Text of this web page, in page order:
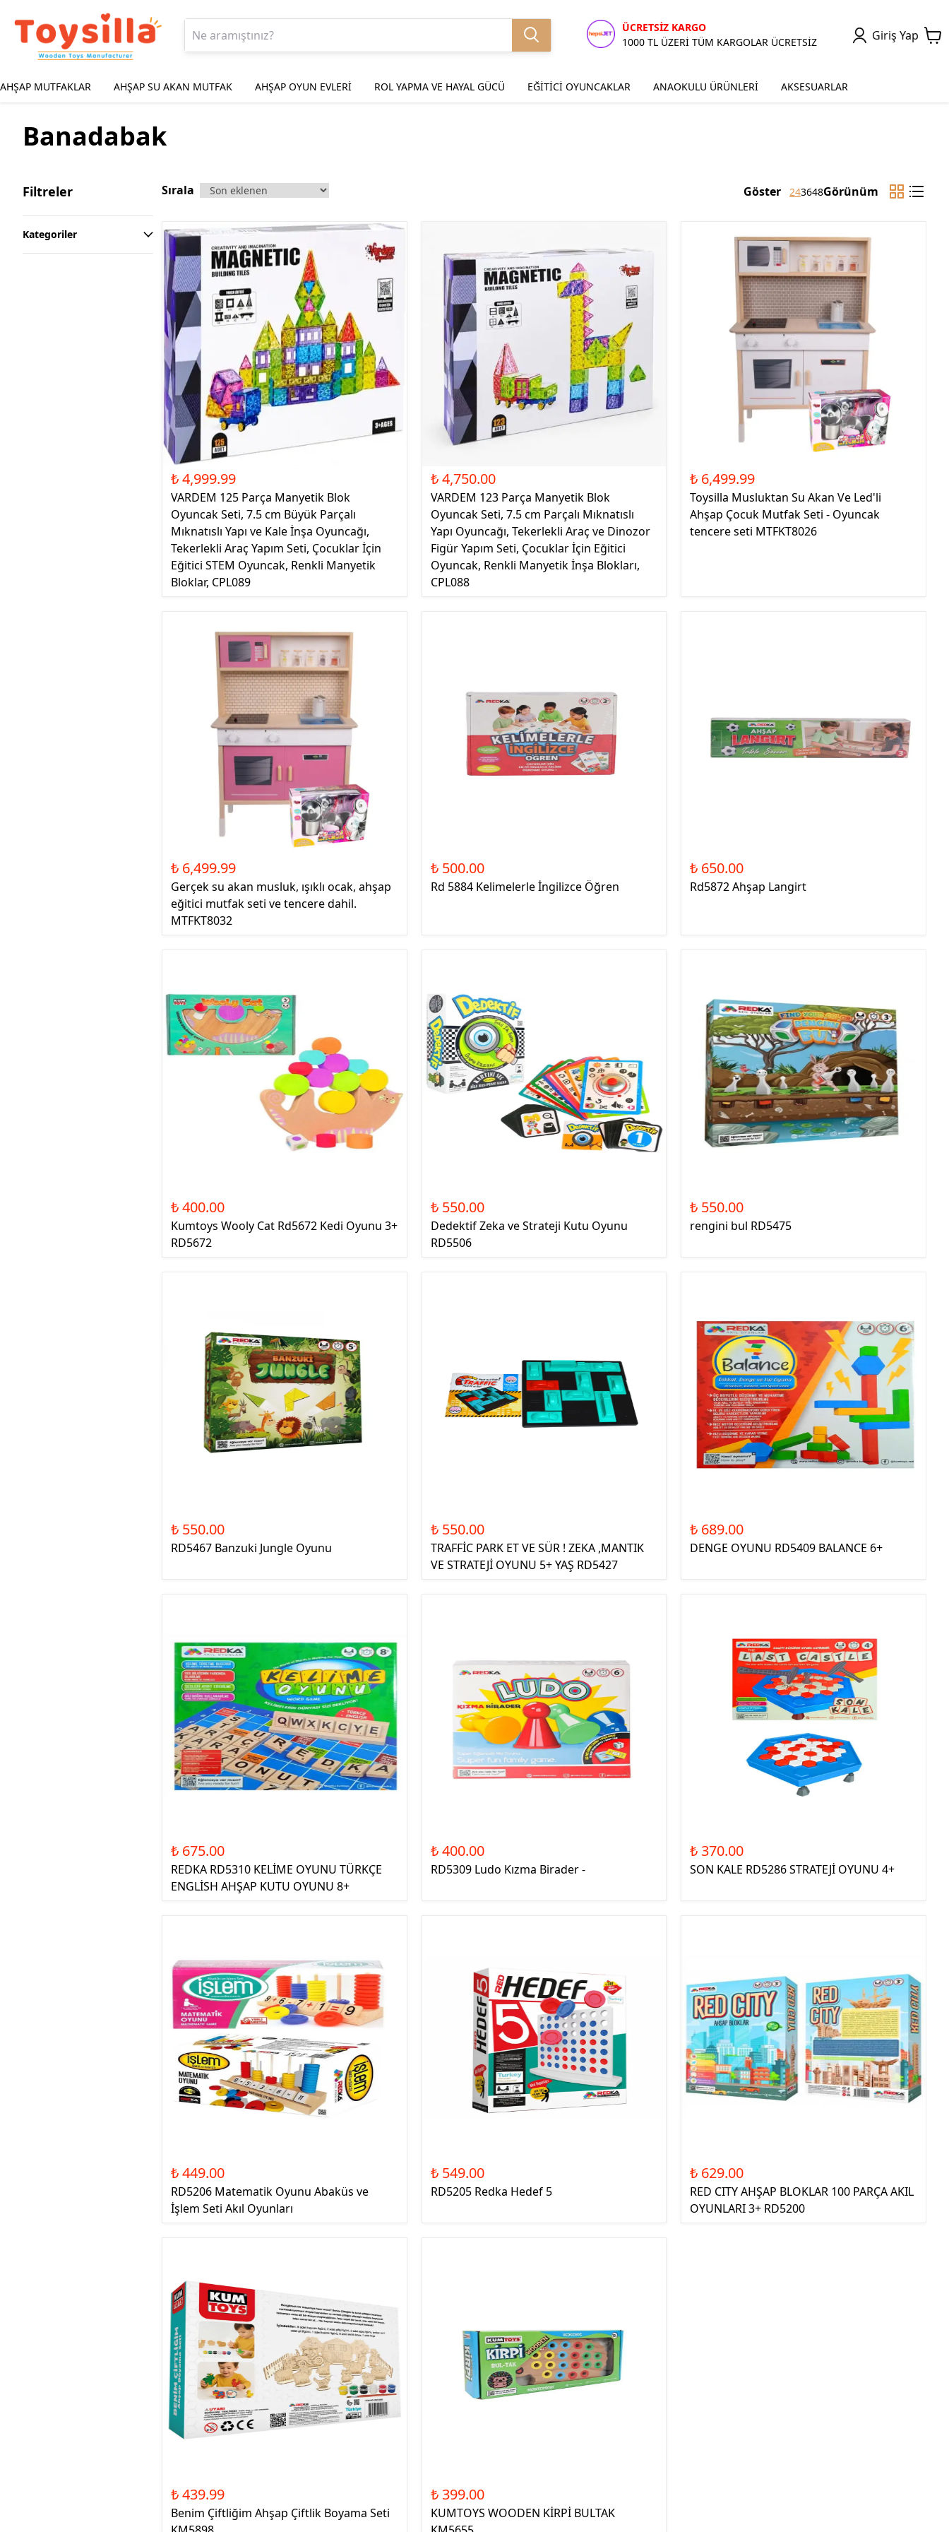
ÜCRETSİZ KARGO
1000 TL ÜZERİ TÜM KARGOLAR ÜCRETSİZ
Giriş Yap
AHŞAP MUTFAKLAR AHŞAP SU AKAN MUTFAK AHŞAP OYUN EVLERİ ROL YAPMA VE HAYAL GÜCÜ EĞİTİCİ OYUNCAKLAR ANAOKULU ÜRÜNLERİ AKSESUARLAR
Banadabak
Filtreler
Kategoriler
Sırala Göster 243648Görünüm
₺ 4,999.99
VARDEM 125 Parça Manyetik Blok
Oyuncak Seti, 7.5 cm Büyük Parçalı
Mıknatıslı Yapı ve Kale İnşa Oyuncağı,
Tekerlekli Araç Yapım Seti, Çocuklar İçin
Eğitici STEM Oyuncak, Renkli Manyetik
Bloklar, CPL089
₺ 4,750.00
VARDEM 123 Parça Manyetik Blok
Oyuncak Seti, 7.5 cm Parçalı Mıknatıslı
Yapı Oyuncağı, Tekerlekli Araç ve Dinozor
Figür Yapım Seti, Çocuklar İçin Eğitici
Oyuncak, Renkli Manyetik İnşa Blokları,
CPL088
₺ 6,499.99
Toysilla Musluktan Su Akan Ve Led'li
Ahşap Çocuk Mutfak Seti - Oyuncak
tencere seti MTFKT8026
₺ 6,499.99
Gerçek su akan musluk, ışıklı ocak, ahşap
eğitici mutfak seti ve tencere dahil.
MTFKT8032
₺ 500.00
Rd 5884 Kelimelerle İngilizce Öğren
₺ 650.00
Rd5872 Ahşap Langirt
₺ 400.00
Kumtoys Wooly Cat Rd5672 Kedi Oyunu 3+
RD5672
₺ 550.00
Dedektif Zeka ve Strateji Kutu Oyunu
RD5506
₺ 550.00
rengini bul RD5475
₺ 550.00
RD5467 Banzuki Jungle Oyunu
₺ 550.00
TRAFFİC PARK ET VE SÜR ! ZEKA ,MANTIK
VE STRATEJİ OYUNU 5+ YAŞ RD5427
₺ 689.00
DENGE OYUNU RD5409 BALANCE 6+
₺ 675.00
REDKA RD5310 KELİME OYUNU TÜRKÇE
ENGLİSH AHŞAP KUTU OYUNU 8+
₺ 400.00
RD5309 Ludo Kızma Birader -
₺ 370.00
SON KALE RD5286 STRATEJİ OYUNU 4+
₺ 449.00
RD5206 Matematik Oyunu Abaküs ve
İşlem Seti Akıl Oyunları
₺ 549.00
RD5205 Redka Hedef 5
₺ 629.00
RED CITY AHŞAP BLOKLAR 100 PARÇA AKIL
OYUNLARI 3+ RD5200
₺ 439.99
Benim Çiftliğim Ahşap Çiftlik Boyama Seti
₺ 399.00
KUMTOYS WOODEN KİRPİ BULTAK